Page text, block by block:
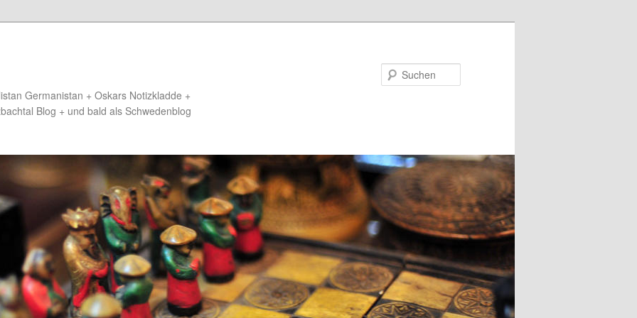
Germanistan + Oskars Notizkladde +
Blog + und bald als Schwedenblog